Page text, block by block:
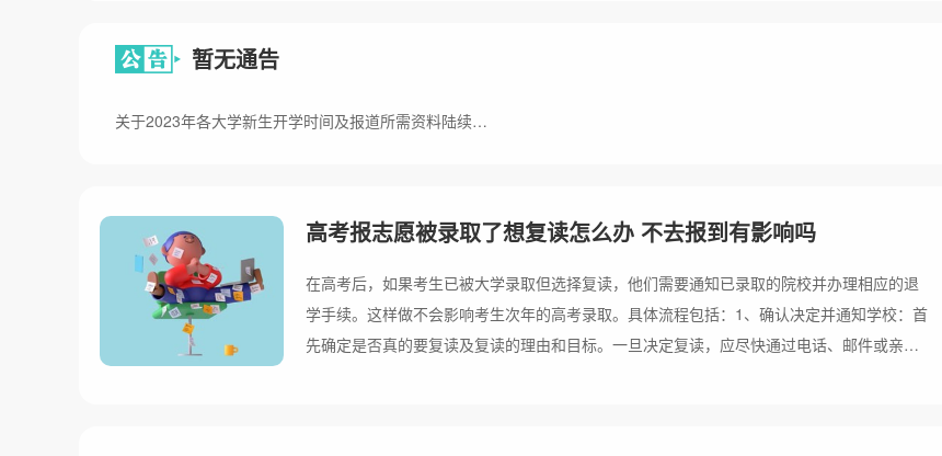
暂无通告
关于2023年各大学新生开学时间及报道所需资料陆续发布的公告
高考报志愿被录取了想复读怎么办 不去报到有影响吗
在高考后，如果考生已被大学录取但选择复读，他们需要通知已录取的院校并办理相应的退
学手续。这样做不会影响考生次年的高考录取。具体流程包括：1、确认决定并通知学校：首
先确定是否真的要复读及复读的理由和目标。一旦决定复读，应尽快通过电话、邮件或亲自